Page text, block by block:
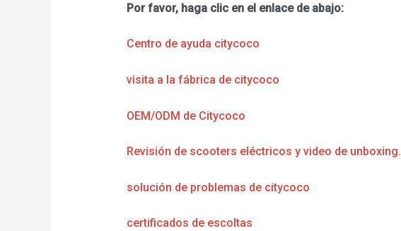
Por favor, haga clic en el enlace de abajo:
Centro de ayuda citycoco
visita a la fábrica de citycoco
OEM/ODM de Citycoco
Revisión de scooters eléctricos y video de unboxing.
solución de problemas de citycoco
certificados de escoltas